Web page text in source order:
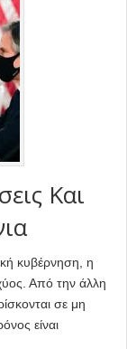
Και
κυβέρνηση, η
Από την άλλη
σε μη
είναι